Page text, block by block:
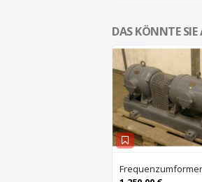
DAS KÖNNTE SIE